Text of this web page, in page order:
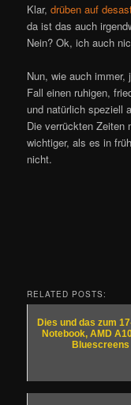
Klar,drüben auf
da ist das auch
Nein? Ok, ich auch
Nun, wie auch
Fall einen ruhigen,
und natürlich speziell
Die verrückten Zeiten
wichtiger, als es in
nicht.
RELATED POSTS:
Dies und das zum
Notebook, AMD
Bluescreens